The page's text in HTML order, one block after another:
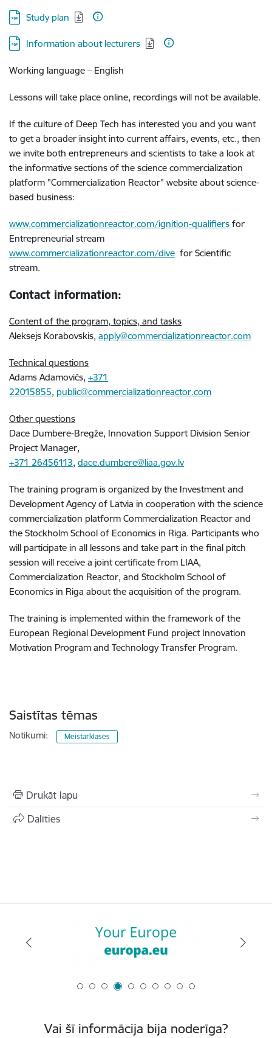
Lejupielādēt:
Study plan
Lejupielādēt:
Information about lecturers
Working language – English
Lessons will take place online, recordings will not be available.
If the culture of Deep Tech has interested you and you want
to get a broader insight into current affairs, events, etc., then
we invite both entrepreneurs and scientists to take a look at
the informative sections of the science commercialization
platform "Commercialization Reactor" website about science-
based business:
www.commercializationreactor.com/ignition-qualifiers for
Entrepreneurial stream
www.commercializationreactor.com/dive for Scientific
stream.
Contact information:
Content of the program, topics, and tasks
Aleksejs Korabovskis, apply@commercializationreactor.com
Technical questions
Adams Adamovičs, +371
22015855, public@commercializationreactor.com
Other questions
Dace Dumbere-Bregže, Innovation Support Division Senior
Project Manager,
+371 26456113, dace.dumbere@liaa.gov.lv
The training program is organized by the Investment and
Development Agency of Latvia in cooperation with the science
commercialization platform Commercialization Reactor and
the Stockholm School of Economics in Riga. Participants who
will participate in all lessons and take part in the final pitch
session will receive a joint certificate from LIAA,
Commercialization Reactor, and Stockholm School of
Economics in Riga about the acquisition of the program.
The training is implemented within the framework of the
European Regional Development Fund project Innovation
Motivation Program and Technology Transfer Program.
Saistītas tēmas
Notikumi: Meistarklases
Drukāt lapu
Dalīties
Vai šī informācija bija noderīga?